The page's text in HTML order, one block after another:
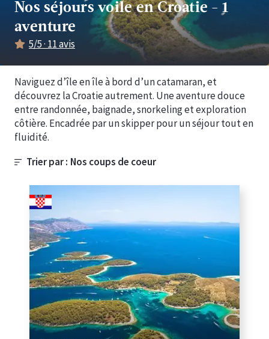
Nos séjours voile en Croatie - 1
aventure
5/5 · 11avis
Naviguez d’île en île à bord d’un catamaran, et
découvrez la Croatie autrement. Une aventure douce
entre randonnée, baignade, snorkeling et exploration
côtière. Encadrée par un skipper pour un séjour tout en
fluidité.
Trier par :